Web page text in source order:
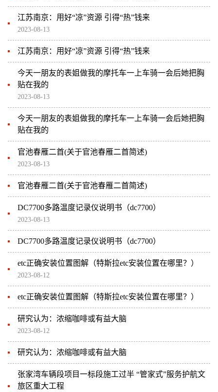
江苏南京：用好“凉”资源 引得“热”钱来
2023-08-13
江苏南京：用好“凉”资源 引得“热”钱来
今天一朋友的表姐做我的摩托车一上车骑一会后她把胸
贴在我的
2023-08-13
今天一朋友的表姐做我的摩托车一上车骑一会后她把胸
贴在我的
官池春雁二首(关于官池春雁二首简述)
2023-08-13
官池春雁二首(关于官池春雁二首简述)
DC7700多路温度记录仪说明书（dc7700）
2023-08-13
DC7700多路温度记录仪说明书（dc7700）
etc正确安装位置图解（特斯拉etc安装位置在哪里？）
2023-08-12
etc正确安装位置图解（特斯拉etc安装位置在哪里？）
研究认为：浓缩咖啡或有益大脑
2023-08-12
研究认为：浓缩咖啡或有益大脑
张家湾车辆段项目一标段施工过半 “管家式”服务护航文
旅区重大工程